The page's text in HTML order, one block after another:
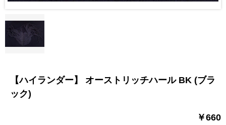
【ハイランダー】 オーストリッチハール BK (ブラ
ック)
￥660